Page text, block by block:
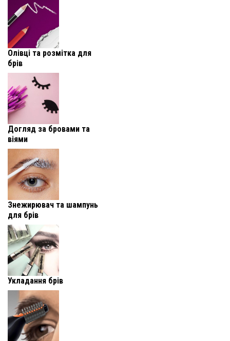
Олівці та розмітка для
брів
Догляд за бровами та
віями
Знежирювач та шампунь
для брів
Укладання брів